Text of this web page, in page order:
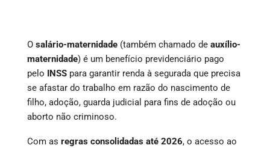
O salário-maternidade (também chamado de auxílio-
maternidade) é um benefício previdenciário pago
pelo INSS para garantir renda à segurada que precisa
se afastar do trabalho em razão do nascimento de
filho, adoção, guarda judicial para fins de adoção ou
aborto não criminoso.
Com as regras consolidadas até 2026, o acesso ao